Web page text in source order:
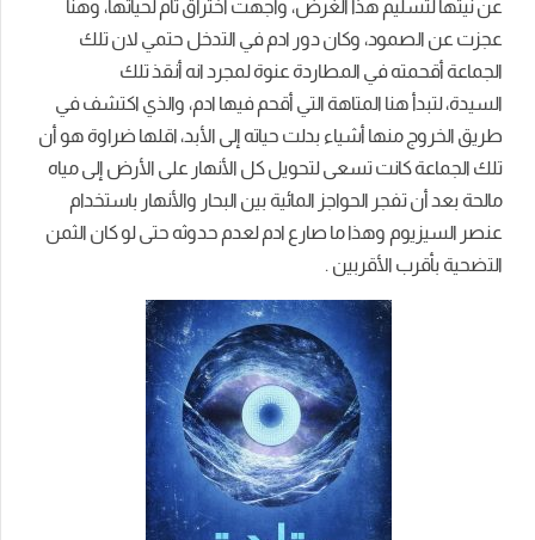
عن نيتها لتسليم هذا الغرض، واجهت اختراق تام لحياتها، وهنا
عجزت عن الصمود، وكان دور ادم في التدخل حتمي لان تلك
الجماعة أقحمتهفي المطاردة عنوة لمجرد انه أنقذتلك
السيدة،لتبدأهنا المتاهة التي أقحم فيها ادم، والذي اكتشف في
طريق الخروج منها أشياء بدلت حياته إلى الأبد، اقلها ضراوة هو أن
تلك الجماعةكانتتسعى لتحويل كل الأنهار على الأرض إلى مياه
مالحة بعد أن تفجر الحواجز المائية بين البحار والأنهار باستخدام
عنصر السيزيوم وهذا ما صارع ادم لعدم حدوثه حتى لو كان الثمن
التضحية بأقرب الأقربين .